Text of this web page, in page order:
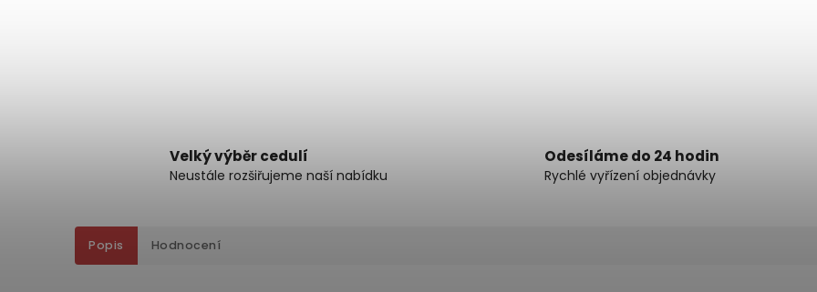
Velký výběr cedulí
Neustále rozšiřujeme naší nabídku
Odesíláme do 24 hodin
Rychlé vyřízení objednávky
Popis Hodnocení